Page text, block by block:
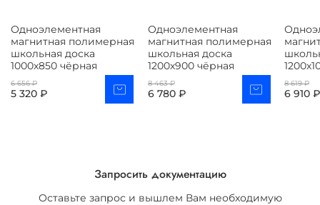
Одноэлементная
магнитная полимерная
школьная доска
1000х850 чёрная
6 656 ₽
5 320 ₽
Одноэлементная
магнитная полимерная
школьная доска
1200х900 чёрная
8 463 ₽
6 780 ₽
8 619 ₽
6 910 ₽
Запросить документацию
Оставьте запрос и вышлем Вам необходимую